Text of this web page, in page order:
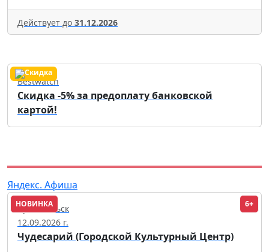
Действует до 31.12.2026
Bestwatch
Скидка -5% за предоплату банковской
картой!
Яндекс. Афиша
НОВИНКА 6+
Архангельск
12.09.2026 г.
Чудесарий (Городской Культурный Центр)